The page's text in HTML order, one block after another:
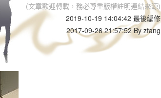
(文章歡迎轉載，務必尊重版權註明連結來源)
2019-10-19 14:04:42 最後編修
2017-09-26 21:57:52 By zfang